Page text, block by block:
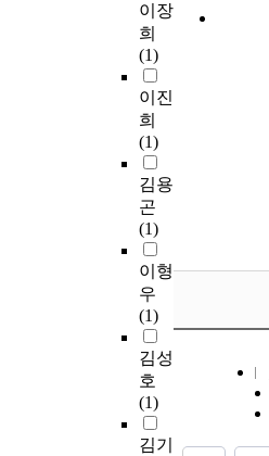
이장
희
(1)
이진
희
(1)
김용
곤
(1)
이형
우
(1)
김성
호
(1)
김기